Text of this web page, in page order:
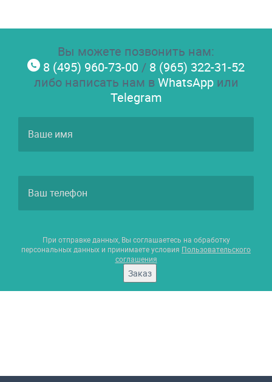
Вы можете позвонить нам:
8 (495) 960-73-00 / 8 (965) 322-31-52
либо написать нам вWhatsAppили
Telegram
При отправке данных, Вы соглашаетесь на обработку
персональных данных и принимаете условия Пользовательского
соглашения
Заказ